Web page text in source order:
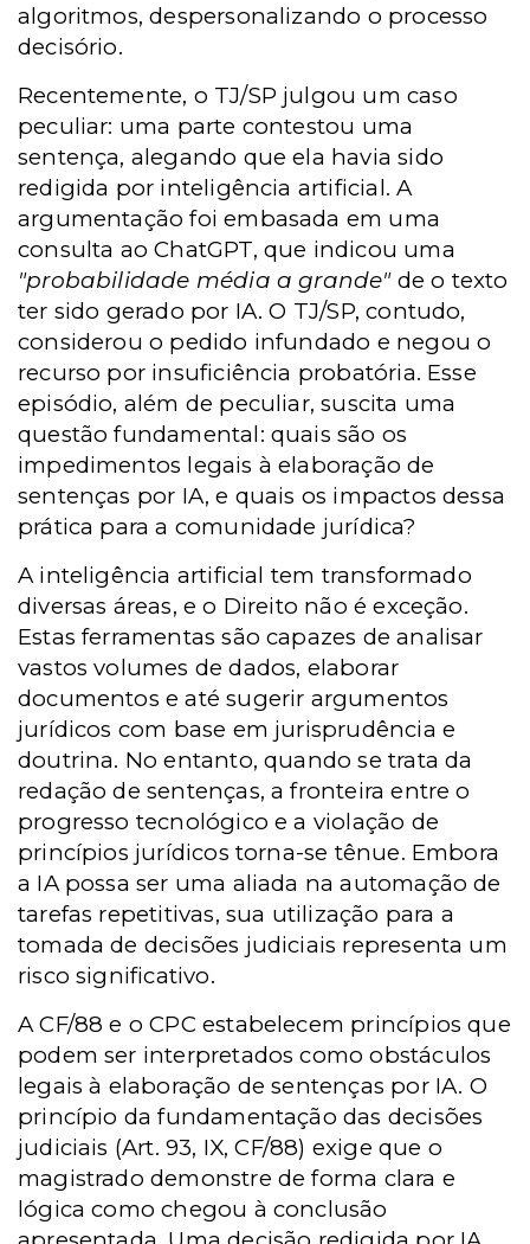
algoritmos, despersonalizando o processo
decisório.
Recentemente, o TJ/SP julgou um caso
peculiar: uma parte contestou uma
sentença, alegando que ela havia sido
redigida por inteligência artificial. A
argumentação foi embasada em uma
consulta ao ChatGPT, que indicou uma
"probabilidade média a grande"de o texto
ter sido gerado por IA. O TJ/SP, contudo,
considerou o pedido infundado e negou o
recurso por insuficiência probatória. Esse
episódio, além de peculiar, suscita uma
questão fundamental: quais são os
impedimentos legais à elaboração de
sentenças por IA, e quais os impactos dessa
prática para a comunidade jurídica?
A inteligência artificial tem transformado
diversas áreas, e o Direito não é exceção.
Estas ferramentas são capazes de analisar
vastos volumes de dados, elaborar
documentos e até sugerir argumentos
jurídicos com base em jurisprudência e
doutrina. No entanto, quando se trata da
redação de sentenças, a fronteira entre o
progresso tecnológico e a violação de
princípios jurídicos torna-se tênue. Embora
a IA possa ser uma aliada na automação de
tarefas repetitivas, sua utilização para a
tomada de decisões judiciais representa um
risco significativo.
A CF/88 e o CPC estabelecem princípios que
podem ser interpretados como obstáculos
legais à elaboração de sentenças por IA. O
princípio da fundamentação das decisões
judiciais (Art. 93, IX, CF/88) exige que o
magistrado demonstre de forma clara e
lógica como chegou à conclusão